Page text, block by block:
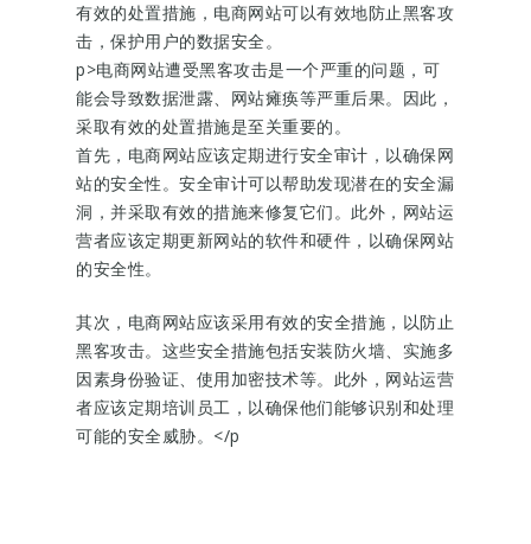
有效的处置措施，电商网站可以有效地防止黑客攻
击，保护用户的数据安全。
p>电商网站遭受黑客攻击是一个严重的问题，可
能会导致数据泄露、网站瘫痪等严重后果。因此，
采取有效的处置措施是至关重要的。
首先，电商网站应该定期进行安全审计，以确保网
站的安全性。安全审计可以帮助发现潜在的安全漏
洞，并采取有效的措施来修复它们。此外，网站运
营者应该定期更新网站的软件和硬件，以确保网站
的安全性。
其次，电商网站应该采用有效的安全措施，以防止
黑客攻击。这些安全措施包括安装防火墙、实施多
因素身份验证、使用加密技术等。此外，网站运营
者应该定期培训员工，以确保他们能够识别和处理
可能的安全威胁。</p